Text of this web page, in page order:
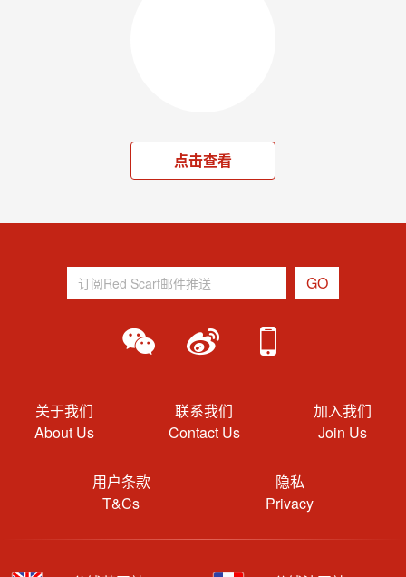
点击查看
关于我们
About Us
联系我们
Contact Us
加入我们
Join Us
用户条款
T&Cs
隐私
Privacy